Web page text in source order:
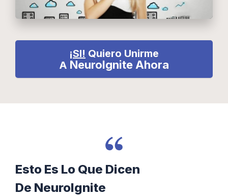
¡SI! Quiero Unirme
A NeuroIgniteAhora
Esto Es Lo Que Dicen
De NeuroIgnite